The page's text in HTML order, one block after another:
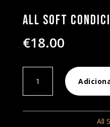
All Soft
€18.00
Soft
All